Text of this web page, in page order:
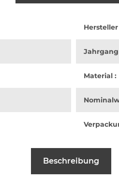
Hersteller
Jahrgang
Material :
Beschreibung